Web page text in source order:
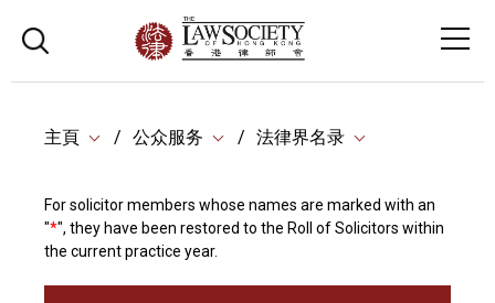
主頁 公众服务 法律界名录
For solicitor members whose names are marked with an
"*", they have been restored to the Roll of Solicitors within
the current practice year.